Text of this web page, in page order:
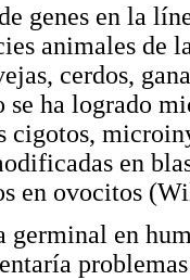
genes en la
animales de
cerdos,
se ha logrado
cigotos,
en
en ovocitos
germinal en